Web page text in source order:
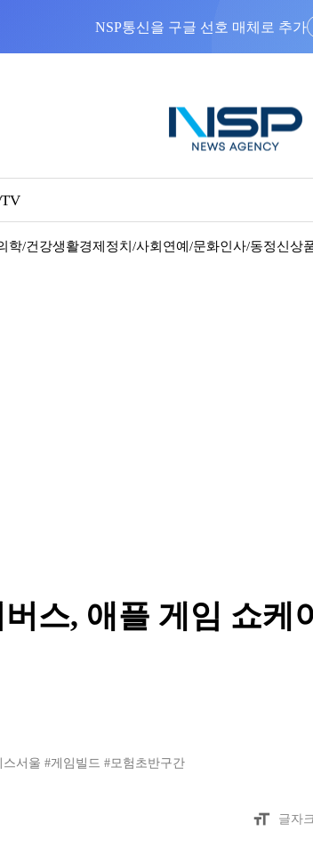
NSP통신을 구글 선호 매체로 추가
학/건강생활경제 정치/사회 연예/문화인사/동정신상
스, 애플 게임 쇼케
스서울 #게임빌드 #모험초반구간
format_size 글자